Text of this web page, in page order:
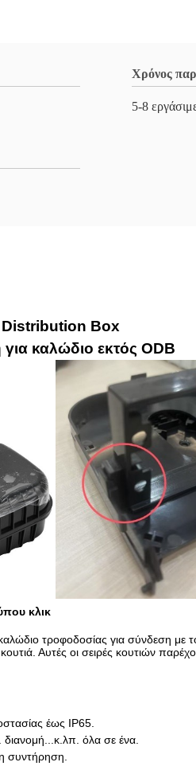
Χρόνος
5-8
Distribution Box
καλώδιο εκτός ODB
κλικ
τροφοδοσίας για σύνδεση
Αυτές οι σειρές κουτιών
έως IP65.
όλα σε ένα.
συντήρηση.